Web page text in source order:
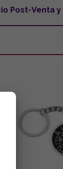
Post-Venta